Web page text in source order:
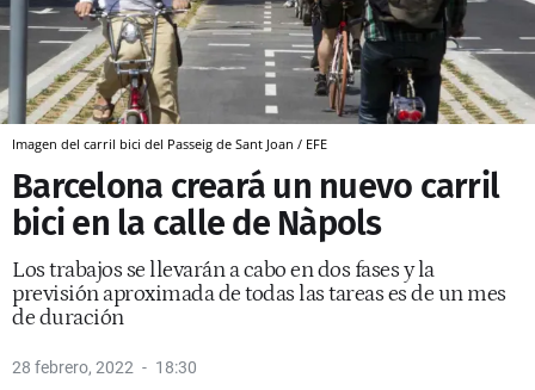
Imagen del carril bici del Passeig de Sant Joan / EFE
Barcelona creará un nuevo carril
bici en la calle de Nàpols
Los trabajos se llevarán a cabo en dos fases y la
previsión aproximada de todas las tareas es de un mes
de duración
28 febrero, 2022 18:30